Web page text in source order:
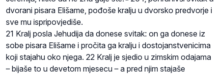
dvorani pisara Elišame, pođoše kralju u dvorsko predvorje i
sve mu ispripovjediše.
21 Kralj posla Jehudija da donese svitak: on ga donese iz
sobe pisara Elišame i pročita ga kralju i dostojanstvenicima
koji stajahu oko njega. 22 Kralj je sjedio u zimskim odajama
– bijaše to u devetom mjesecu – a pred njim stajaše